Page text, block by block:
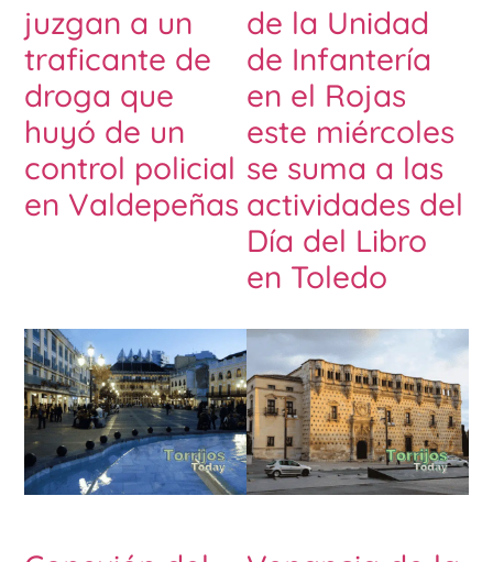
juzgan a un
traficante de
droga que
huyó de un
control policial
en Valdepeñas
de la Unidad
de Infantería
en el Rojas
este miércoles
se suma a las
actividades del
Día del Libro
en Toledo